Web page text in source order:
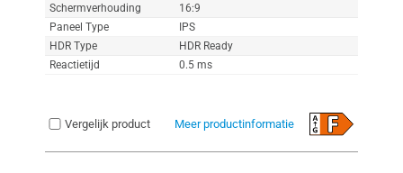
Schermverhouding
16:9
Paneel Type
IPS
HDR Type
HDR Ready
Reactietijd
0.5 ms
Vergelijk product Meer productinformatie